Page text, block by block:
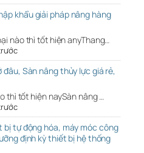
khẩu giải pháp nâng hàng
nào thì tốt hiện anyThang…
đâu, Sàn nâng thủy lực giá rẻ,
thì tốt hiện naySàn nâng …
bị tự động hóa, máy móc công
định kỳ thiết bị hệ thống